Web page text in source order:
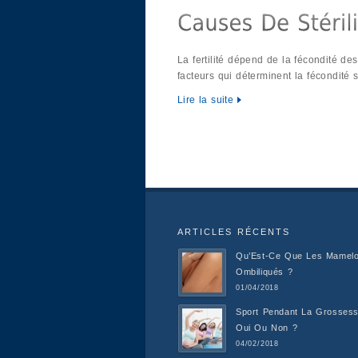
La fertilité dépend de la fécondité
facteurs qui déterminent la fécondité
Lire la suite
ARTICLES RÉCENTS
Qu’Est-Ce Que Les
Ombiliqués ?
01/04/2018
Sport Pendant La
Oui Ou Non ?
04/02/2018